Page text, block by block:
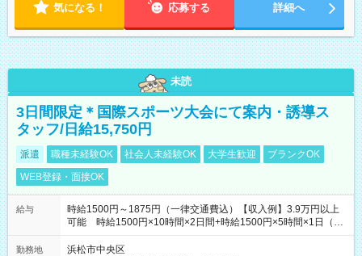
気になる！ 応募する 詳細へ
未読
3日間限定＊国際スポーツ大会にて案内・誘導ス
タッフ/日給15,750円
派遣 職種未経験OK 社会人未経験OK 大学生歓迎
ブランクOK
WEB登録・面接OK
給与
時給1500円～1875円（一律交通費込）【収入例】3.9万円以上
可能 時給1500円×10時間×2日間+時給1500円×5時間×1日（実
働8時間を越えた時給：1875円）
勤務地
浜松市中央区